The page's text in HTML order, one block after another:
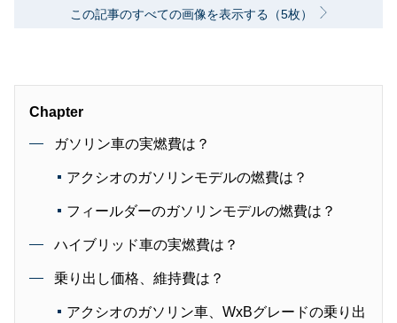
この記事のすべての画像を表示する（5枚）
Chapter
ガソリン車の実燃費は？
アクシオのガソリンモデルの燃費は？
フィールダーのガソリンモデルの燃費は？
ハイブリッド車の実燃費は？
乗り出し価格、維持費は？
アクシオのガソリン車、WxBグレードの乗り出